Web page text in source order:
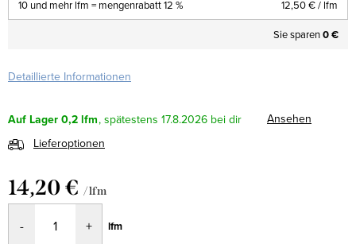
10 und mehr lfm = mengenrabatt 12 % 12,50 €/ lfm
Sie sparen0 €
Detaillierte Informationen
Auf Lager0,2 lfm 17.8.2026
Ansehen
Lieferoptionen
14,20 € / lfm
lfm